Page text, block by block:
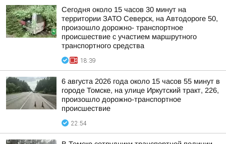
Сегодня около 15 часов 30 минут на
территории ЗАТО Северск, на Автодороге 50,
произошло дорожно- транспортное
происшествие с участием маршрутного
транспортного средства
18:39
6 августа 2026 года около 15 часов 55 минут в
городе Томске, на улице Иркутский тракт, 226,
произошло дорожно-транспортное
происшествие
22:54